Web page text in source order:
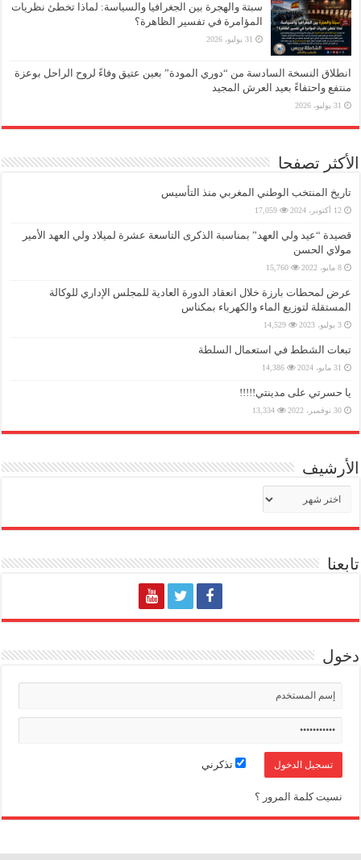
سبتة والهجرة بين الجغرافيا والسياسة: لماذا تخطئ نظريات
المؤامرة في تفسير الظاهرة؟
31 يوليو، 2026
انطلاق النسخة السادسة من “دوري المودة” بعين عتيق وفاءً لروح الراحل بوعزة
منتفع واحتفاءً بعيد العرش المجيد
31 يوليو، 2026
الأكثر تصفحا
تاريخ المنتخب الوطني المغربي منذ التأسيس
12 أكتوبر، 2024 17,059
قصيدة “عيد ولي العهد” بمناسبة الذكرى التاسعة عشرة لميلاد ولي العهد الأمير
مولاي الحسن
8 مايو، 2022 15,760
عرض لمحطات بارزة خلال انعقاد الدورة العادية للمجلس الإداري للوكالة
المستقلة لتوزيع الماء والكهرباء بمكناس
3 يوليو، 2023 14,529
تبعات الشطط في استعمال السلطة
31 مايو، 2024 14,386
يا حسرتي على مدينتي!!!!!
30 نوفمبر، 2022 13,334
الأرشيف
الأرشيف
تابعنا
دخول
تذكرني
نسيت كلمة المرور ؟